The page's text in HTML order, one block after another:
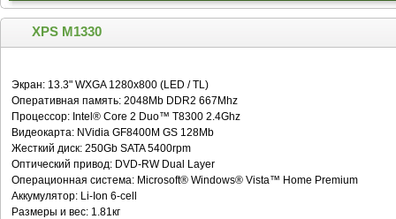
XPS M1330
Экран: 13.3" WXGA 1280x800 (LED / TL)
Оперативная память: 2048Mb DDR2 667Mhz
Процессор: Intel® Core 2 Duo™ T8300 2.4Ghz
Видеокарта: NVidia GF8400M GS 128Mb
Жесткий диск: 250Gb SATA 5400rpm
Оптический привод: DVD-RW Dual Layer
Операционная система: Microsoft® Windows® Vista™ Home Premium
Аккумулятор: Li-Ion 6-cell
Размеры и вес: 1.81кг